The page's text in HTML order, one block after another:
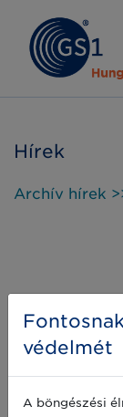
Hírek
Archív hírek
védelmét
A böngészési